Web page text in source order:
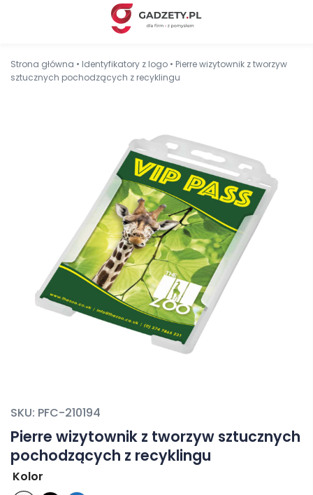
Strona główna • Identyfikatory z logo • Pierre wizytownik z tworzyw
sztucznych pochodzących z recyklingu
Pierre wizytownik z tworzyw sztucznych
pochodzących z recyklingu
SKU: PFC-210194
Kolor